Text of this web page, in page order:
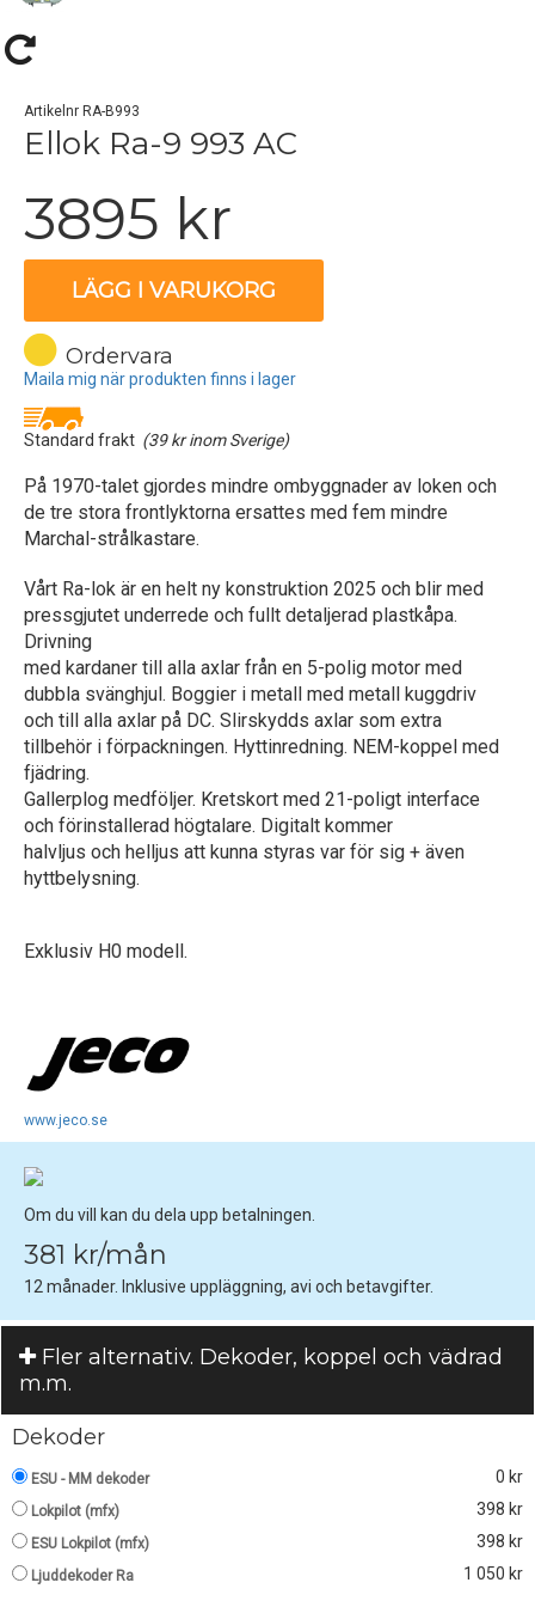
Artikelnr RA-B993
Ellok Ra-9 993 AC
3895 kr
LÄGG I VARUKORG
Ordervara
Maila mig när produkten finns i lager
Standard frakt (39 kr inom Sverige)
På 1970-talet gjordes mindre ombyggnader av loken och
de tre stora frontlyktorna ersattes med fem mindre
Marchal-strålkastare.
Vårt Ra-lok är en helt ny konstruktion 2025 och blir med
pressgjutet underrede och fullt detaljerad plastkåpa.
Drivning
med kardaner till alla axlar från en 5-polig motor med
dubbla svänghjul. Boggier i metall med metall kuggdriv
och till alla axlar på DC. Slirskydds axlar som extra
tillbehör i förpackningen. Hyttinredning. NEM-koppel med
fjädring.
Gallerplog medföljer. Kretskort med 21-poligt interface
och förinstallerad högtalare. Digitalt kommer
halvljus och helljus att kunna styras var för sig + även
hyttbelysning.
Exklusiv H0 modell.
www.jeco.se
Om du vill kan du dela upp betalningen.
381 kr/mån
12 månader. Inklusive uppläggning, avi och betavgifter.
Fler alternativ. Dekoder, koppel och vädrad
m.m.
Dekoder
ESU - MM dekoder 0 kr
Lokpilot (mfx) 398 kr
ESU Lokpilot (mfx) 398 kr
Ljuddekoder Ra 1 050 kr